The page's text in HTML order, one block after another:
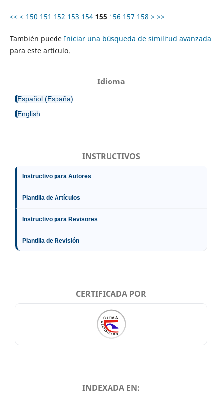
<< < 150 151 152 153 154 155 156 157 158 > >>
También puede Iniciar una búsqueda de similitud avanzada
para este artículo.
Idioma
Español (España)
English
INSTRUCTIVOS
Instructivo para Autores
Plantilla de Artículos
Instructivo para Revisores
Plantilla de Revisión
CERTIFICADA POR
INDEXADA EN: